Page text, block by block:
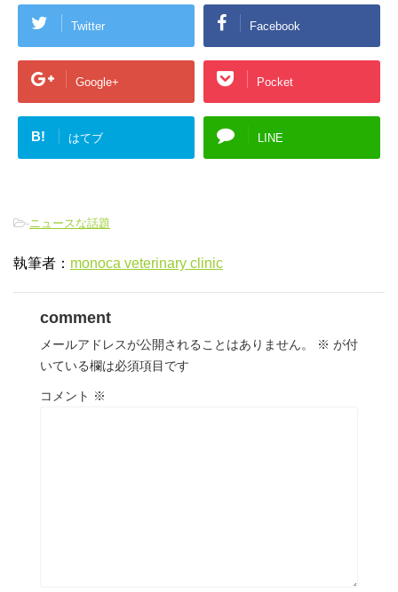
Twitter Facebook
Google+ Pocket
B! はてブ LINE
-ニュースな話題
執筆者： monoca veterinary clinic
comment
メールアドレスが公開されることはありません。 ※ が付
いている欄は必須項目です
コメント ※